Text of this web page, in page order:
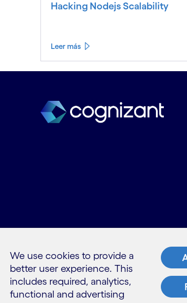
Hacking Nodejs Scalability
Leer más
We use cookies to provide a
better user experience. This
includes required, analytics,
functional and advertising